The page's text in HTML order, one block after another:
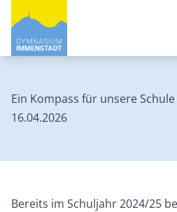
Ein Kompass für unsere Schule
16.04.2026
Bereits im Schuljahr 2024/25